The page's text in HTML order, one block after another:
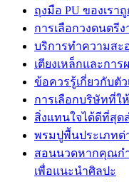
ถุงมือ PU ของเรา
การเลือกวงดนตรี
บริการทำความส
เตียงเหล็กและกา
ข้อควรรู้เกี่ยวกับตั
การเลือกบริษัทที่
สิ่งแทนใจได้ดีที่สุ
พรมปูพื้นประเภท
สอนนวดหากคุณก
เพื่อแนะนำศิลปะ